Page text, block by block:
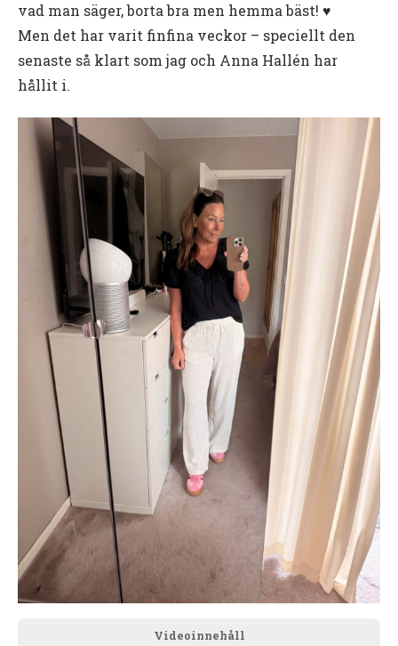
vad man säger, borta bra men hemma bäst! ♥️
Men det har varit finfina veckor – speciellt den
senaste så klart som jag och Anna Hallén har
hållit i.
Videoinnehåll